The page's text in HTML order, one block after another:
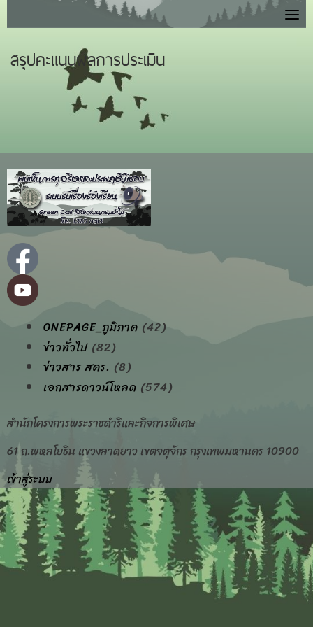
สรุปคะแนนผลการประเมิน
ONEPAGE_ภูมิภาค (42)
ข่าวทั่วไป (82)
ข่าวสาร สคร. (8)
เอกสารดาวน์โหลด (574)
สำนักโครงการพระราชดำริและกิจการพิเศษ
61 ถ.พหลโยธิน แขวงลาดยาว เขตจตุจักร กรุงเทพมหานคร 10900
เข้าสู่ระบบ